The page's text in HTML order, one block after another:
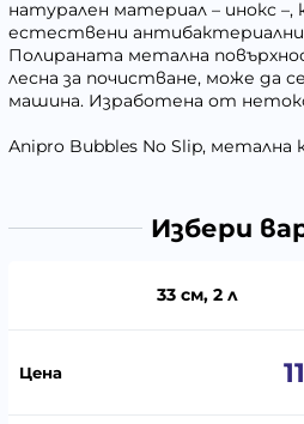
натурален материал – инокс
естествени
Полираната метална
лесна за почистване, може да
машина. Изработена от
Аnipro Bubbles No Slip, метална
Избери
33 см, 2 л